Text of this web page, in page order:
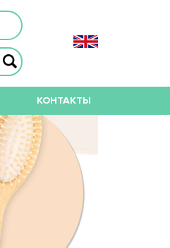
КОНТАКТЫ